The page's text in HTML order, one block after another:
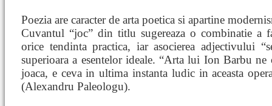
Poezia are caracter de arta poetica si apartine
Cuvantul “joc” din titlu sugereaza o combinatie a
orice tendinta practica, iar asocierea adjectivului
superioara a esentelor ideale. “Arta lui Ion Barbu
joaca, e ceva in ultima instanta ludic in aceasta
(Alexandru Paleologu).